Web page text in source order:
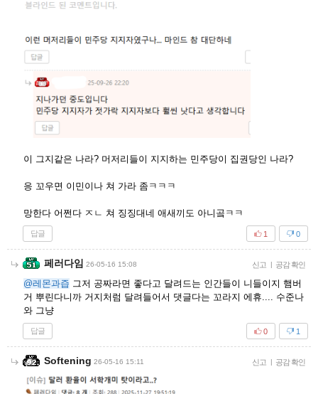
이 그지같은 나라? 머저리들이 지지하는 민주당이 집권당인 나라?
응 꼬우면 이민이나 쳐 가라 좀ㅋㅋㅋ
망한다 어쩐다 ㅈㄴ 쳐 징징대네 애새끼도 아니곸ㅋㅋ
답글 0
1
페러다임 26-05-16 15:08 신고 | 공감 확인
@레몬과즙 그저 공짜라면 좋다고 달려드는 인간들이 니들이지 햄버
거 뿌린다니까 거지처럼 달려들어서 댓글다는 꼬라지 에휴.... 수준나
와 그냥
답글 1
0
Softening 26-05-16 15:11 신고 | 공감 확인